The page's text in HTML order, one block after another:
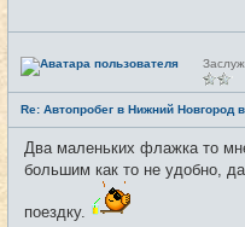
Н
е
е
т
и
Re: Автопробег в Нижний Новгород
Два маленьких флажка то
большим как то не удобно,
поездку.